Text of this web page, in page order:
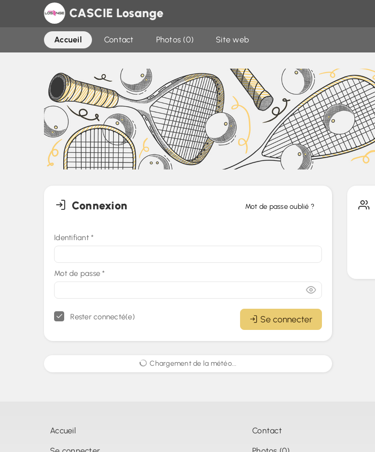
CASCIE Losange
Accueil Contact Photos (0) Site web
Connexion Mot de passe oublié ?
Identifiant *
Mot de passe*
Rester connecté(e) Se connecter
Chargement de la météo...
Accueil Contact